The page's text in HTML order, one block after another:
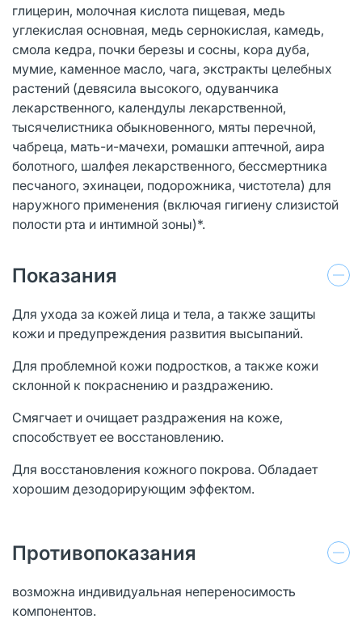
глицерин, молочная кислота пищевая, медь
углекислая основная, медь сернокислая, камедь,
смола кедра, почки березы и сосны, кора дуба,
мумие, каменное масло, чага, экстракты целебных
растений (девясила высокого, одуванчика
лекарственного, календулы лекарственной,
тысячелистника обыкновенного, мяты перечной,
чабреца, мать-и-мачехи, ромашки аптечной, аира
болотного, шалфея лекарственного, бессмертника
песчаного, эхинацеи, подорожника, чистотела) для
наружного применения (включая гигиену слизистой
полости рта и интимной зоны)*.
Показания
Для ухода за кожей лица и тела, а также защиты
кожи и предупреждения развития высыпаний.
Для проблемной кожи подростков, а также кожи
склонной к покраснению и раздражению.
Смягчает и очищает раздражения на коже,
способствует ее восстановлению.
Для восстановления кожного покрова. Обладает
хорошим дезодорирующим эффектом.
Противопоказания
возможна индивидуальная непереносимость
компонентов.